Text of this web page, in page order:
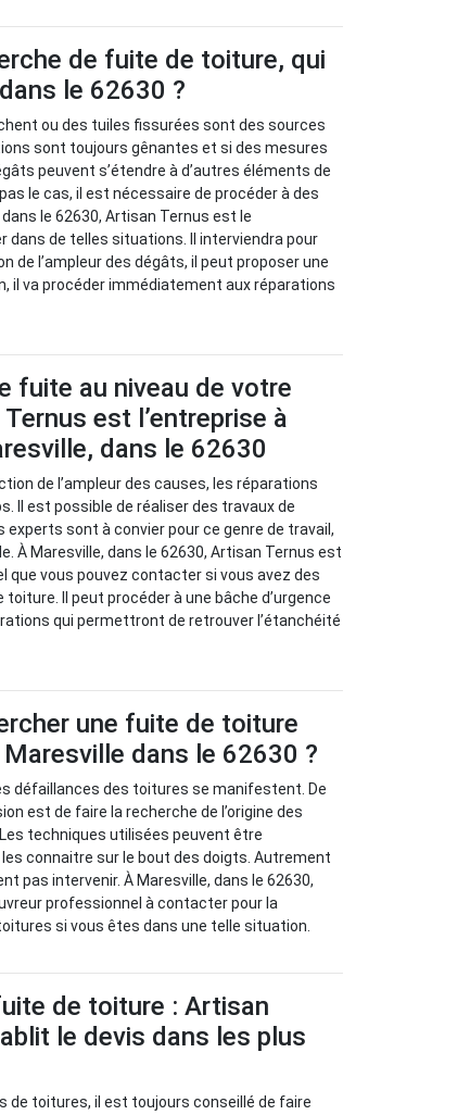
de fuite de toiture, qui
le 62630 ?
ou des tuiles fissurées sont des sources
sont toujours gênantes et si des mesures
peuvent s’étendre à d’autres éléments de
le cas, il est nécessaire de procéder à des
le 62630, Artisan Ternus est le
dans de telles situations. Il interviendra pour
de l’ampleur des dégâts, il peut proposer une
il va procéder immédiatement aux réparations
fuite au niveau de votre
est l’entreprise à
dans le 62630
de l’ampleur des causes, les réparations
Il est possible de réaliser des travaux de
experts sont à convier pour ce genre de travail,
À Maresville, dans le 62630, Artisan Ternus est
que vous pouvez contacter si vous avez des
Il peut procéder à une bâche d’urgence
qui permettront de retrouver l’étanchéité
une fuite de toiture
dans le 62630 ?
défaillances des toitures se manifestent. De
est de faire la recherche de l’origine des
techniques utilisées peuvent être
connaitre sur le bout des doigts. Autrement
pas intervenir. À Maresville, dans le 62630,
professionnel à contacter pour la
si vous êtes dans une telle situation.
de toiture : Artisan
le devis dans les plus
de toitures, il est toujours conseillé de faire